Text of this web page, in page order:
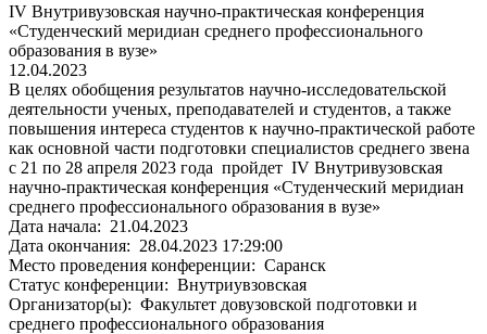
IV Внутривузовская научно-практическая конференция
«Студенческий меридиан среднего профессионального
образования в вузе»
12.04.2023
В целях обобщения результатов научно-исследовательской
деятельности ученых, преподавателей и студентов, а также
повышения интереса студентов к научно-практической работе
как основной части подготовки специалистов среднего звена
с 21 по 28 апреля 2023 года пройдет IV Внутривузовская
научно-практическая конференция «Студенческий меридиан
среднего профессионального образования в вузе»
Дата начала: 21.04.2023
Дата окончания: 28.04.2023 17:29:00
Место проведения конференции: Саранск
Статус конференции: Внутриувзовская
Организатор(ы): Факультет довузовской подготовки и
среднего профессионального образования